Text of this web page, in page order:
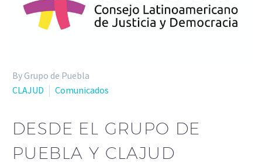
By Grupo de Puebla
CLAJUD
Comunicados
DESDE EL GRUPO DE
PUEBLA Y CLAJUD